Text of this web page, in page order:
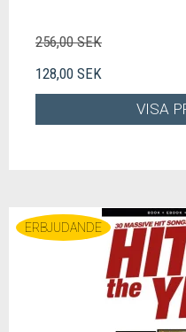
256,00 SEK
128,00 SEK
VISA
ERBJUDANDE